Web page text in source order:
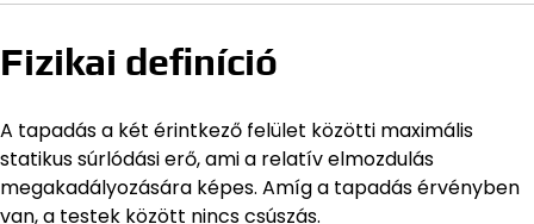
Fizikai definíció
A tapadás a két érintkező felület közötti maximális
statikus súrlódási erő, ami a relatív elmozdulás
megakadályozására képes. Amíg a tapadás érvényben
van, a testek között nincs csúszás.